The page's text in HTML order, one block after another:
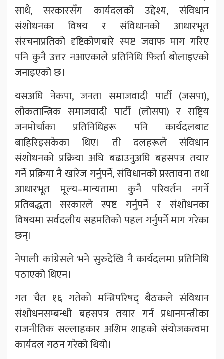
साथै, सरकारसँग कार्यदलको उद्देश्य, संविधान
संशोधनका विषय र संविधानको आधारभूत
संरचनाप्रतिको दृष्टिकोणबारे स्पष्ट जवाफ माग गरिए
पनि कुनै उत्तर नआएकाले प्रतिनिधि फिर्ता बोलाइएको
जनाइएको छ।
यसअघि नेकपा, जनता समाजवादी पार्टी (जसपा),
लोकतान्त्रिक समाजवादी पार्टी (लोसपा) र राष्ट्रिय
जनमोर्चाका प्रतिनिधिहरू पनि कार्यदलबाट
बाहिरिइसकेका थिए। ती दलहरूले संविधान
संशोधनको प्रक्रिया अघि बढाउनुअघि बहसपत्र तयार
गर्ने प्रक्रिया नै खारेज गर्नुपर्ने, संविधानको प्रस्तावना तथा
आधारभूत मूल्य–मान्यतामा कुनै परिवर्तन नगर्ने
प्रतिबद्धता सरकारले स्पष्ट गर्नुपर्ने र संशोधनका
विषयमा सर्वदलीय सहमतिको पहल गर्नुपर्ने माग गरेका
छन्।
नेपाली कांग्रेसले भने सुरुदेखि नै कार्यदलमा प्रतिनिधि
पठाएको थिएन।
गत चैत १६ गतेको मन्त्रिपरिषद् बैठकले संविधान
संशोधनसम्बन्धी बहसपत्र तयार गर्न प्रधानमन्त्रीका
राजनीतिक सल्लाहकार अशिम शाहको संयोजकत्वमा
कार्यदल गठन गरेको थियो।